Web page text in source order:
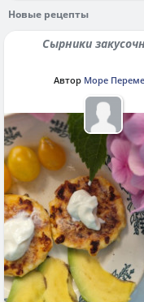
Новые рецепты
Сырники
Автор Море